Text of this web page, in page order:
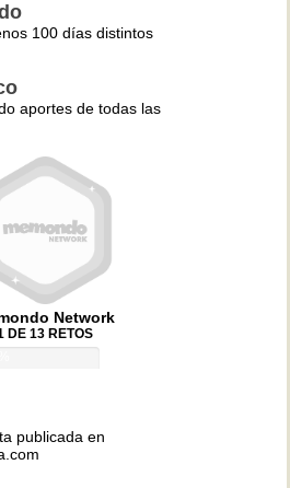
100 días distintos
aportes de todas las
Network
DE 13 RETOS
publicada en